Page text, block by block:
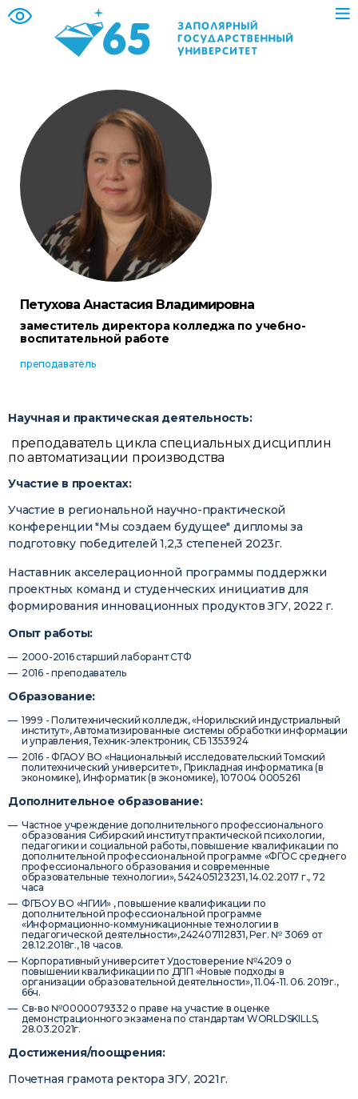
Петухова Анастасия Владимировна
заместитель директора колледжа по учебно-
воспитательной работе
преподаватель
Научная и практическая деятельность:
преподаватель цикла специальных дисциплин
по автоматизации производства
Участие в проектах:
Участие в региональной научно-практической
конференции "Мы создаем будущее" дипломы за
подготовку победителей 1,2,3 степеней 2023г.
Наставник акселерационной программы поддержки
проектных команд и студенческих инициатив для
формирования инновационных продуктов ЗГУ, 2022 г.
Опыт работы:
2000-2016 старший лаборант СТФ
2016 - преподаватель
Образование:
1999 - Политехнический колледж, «Норильский индустриальный
институт», Автоматизированные системы обработки информации
и управления, Техник-электроник, СБ 1353924
2016 - ФГАОУ ВО «Национальный исследовательский Томский
политехнический университет», Прикладная информатика (в
экономике), Информатик (в экономике), 107004 0005261
Дополнительное образование:
Частное учреждение дополнительного профессионального
образования Сибирский институт практической психологии,
педагогики и социальной работы, повышение квалификации по
дополнительной профессиональной программе «ФГОС среднего
профессионального образования и современные
образовательные технологии», 542405123231, 14.02.2017 г., 72
часа
ФГБОУ ВО «НГИИ» , повышение квалификации по
дополнительной профессиональной программе
«Информационно-коммуникационные технологии в
педагогической деятельности»,242407112831, Рег. № 3069 от
28.12.2018г., 18 часов.
Корпоративный университет Удостоверение №4209 о
повышении квалификации по ДПП «Новые подходы в
организации образовательной деятельности», 11.04-11. 06. 2019г.,
66ч.
Св-во №0000079332 о праве на участие в оценке
демонстрационного экзамена по стандартам WORLDSKILLS,
28.03.2021г.
Достижения/поощрения:
Почетная грамота ректора ЗГУ, 2021г.